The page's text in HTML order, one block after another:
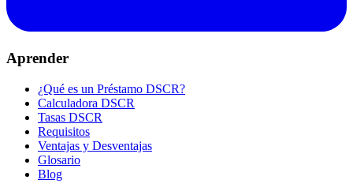
Aprender
¿Qué es un Préstamo DSCR?
Calculadora DSCR
Tasas DSCR
Requisitos
Ventajas y Desventajas
Glosario
Blog